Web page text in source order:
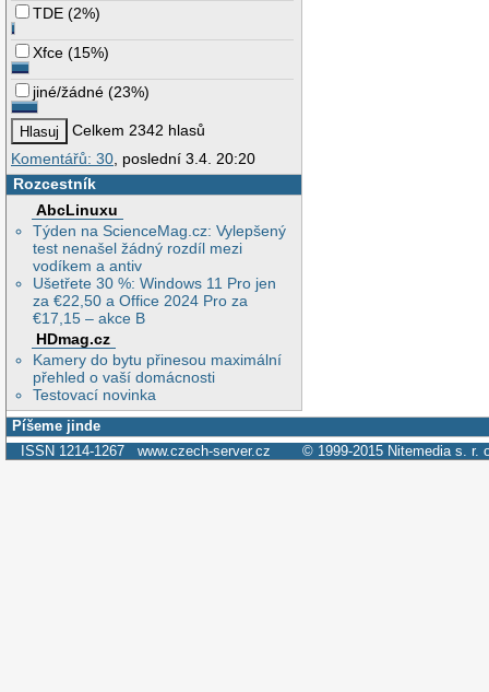
TDE (2%)
Xfce (15%)
jiné/žádné (23%)
Celkem 2342 hlasů
Komentářů: 30 , poslední 3.4. 20:20
Rozcestník
AbcLinuxu
Týden na ScienceMag.cz: Vylepšený
test nenašel žádný rozdíl mezi
vodíkem a antiv
Ušetřete 30 %: Windows 11 Pro jen
za €22,50 a Office 2024 Pro za
€17,15 – akce B
HDmag.cz
Kamery do bytu přinesou maximální
přehled o vaší domácnosti
Testovací novinka
Píšeme jinde
ISSN 1214-1267 www.czech-server.cz © 1999-2015 Nitemedia s. r.